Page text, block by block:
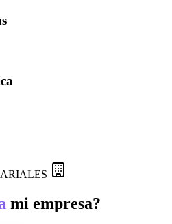
mi empresa?